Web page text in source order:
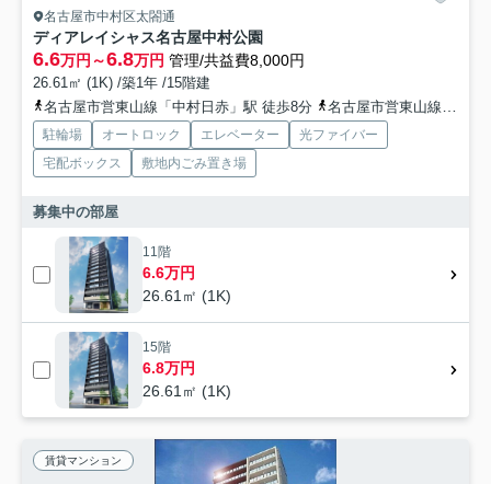
名古屋市中村区太閤通
ディアレイシャス名古屋中村公園
6.6万円～6.8万円 管理/共益費8,000円
26.61㎡ (1K) /築1年 /15階建
名古屋市営東山線「中村日赤」駅 徒歩8分
名古屋市営東山線「中村公園」駅 徒歩7分
駐輪場 オートロック エレベーター
光ファイバー
宅配ボックス
敷地内ごみ置き場
募集中の部屋
11階
6.6万円
26.61㎡ (1K)
15階
6.8万円
26.61㎡ (1K)
賃貸マンション